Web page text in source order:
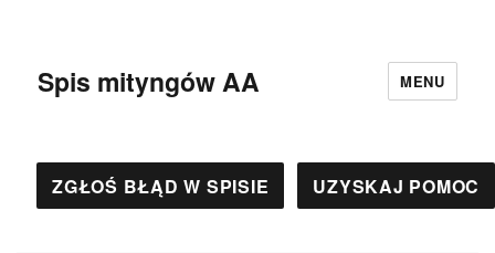
Spis mityngów AA MENU
ZGŁOŚ BŁĄD W SPISIE UZYSKAJ POMOC